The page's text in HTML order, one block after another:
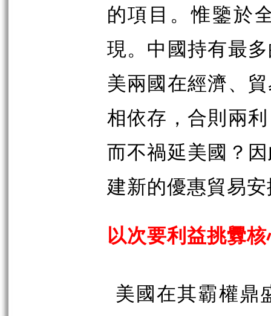
的項目。惟鑒於
現。中國持有最
美兩國在經濟、
相依存，合則兩
而不禍延美國？
建新的優惠貿易
以次要利益挑釁
美國在其霸權鼎